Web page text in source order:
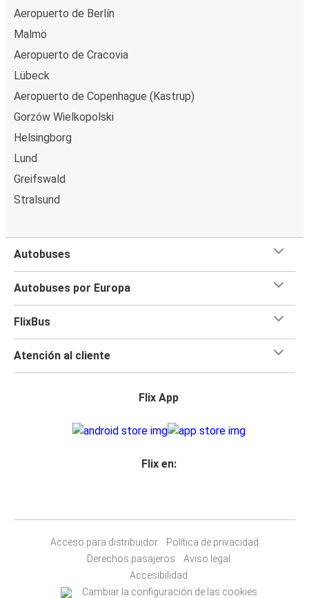
Aeropuerto de Berlín
Malmö
Aeropuerto de Cracovia
Lübeck
Aeropuerto de Copenhague (Kastrup)
Gorzów Wielkopolski
Helsingborg
Lund
Greifswald
Stralsund
Autobuses
Autobuses por Europa
FlixBus
Atención al cliente
Flix App
Flix en:
Acceso para distribuidor
Política de privacidad
Derechos pasajeros
Aviso legal
Accesibilidad
Cambiar la configuración de las cookies